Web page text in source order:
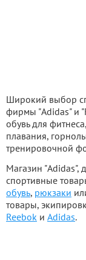
Широкий выбор
фирмы "Adidas" и
обувь для
плавания,
тренировочной
Магазин "Adidas",
спортивные
обувь, рюкзаки
товары,
Reebok и Adidas.